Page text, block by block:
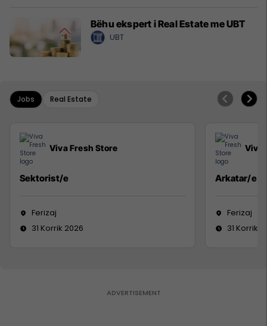
Bëhu ekspert i Real Estate me UBT
UBT
Jobs Real Estate
Viva Fresh Store
Sektorist/e
Ferizaj
31 Korrik 2026
Viva
Arkatar/e
Ferizaj
31 Korrik